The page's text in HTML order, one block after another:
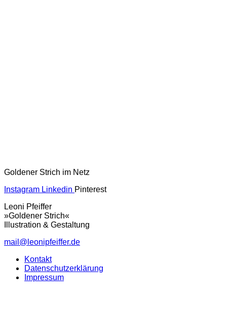
Goldener Strich im Netz
Instagram Linkedin Pinterest
Leoni Pfeiffer
»Goldener Strich«
Illustration & Gestaltung
mail@leonipfeiffer.de
Kontakt
Datenschutzerklärung
Impressum